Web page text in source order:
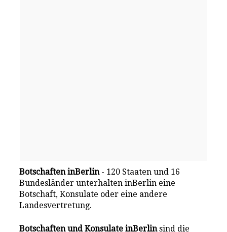
Botschaften inBerlin- 120 Staaten und 16
Bundesländer unterhalten inBerlin eine
Botschaft, Konsulate oder eine andere
Landesvertretung.
Botschaften und Konsulate inBerlinsind die